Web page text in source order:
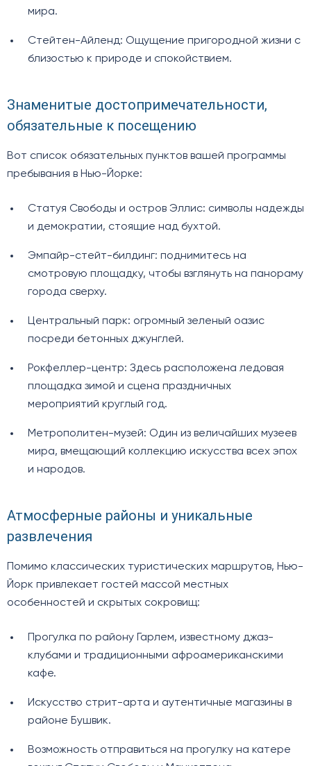
мира.
Стейтен-Айленд: Ощущение пригородной жизни с
близостью к природе и спокойствием.
Знаменитые достопримечательности,
обязательные к посещению
Вот список обязательных пунктов вашей программы
пребывания в Нью-Йорке:
Статуя Свободы и остров Эллис: символы надежды
и демократии, стоящие над бухтой.
Эмпайр-стейт-билдинг: поднимитесь на
смотровую площадку, чтобы взглянуть на панораму
города сверху.
Центральный парк: огромный зеленый оазис
посреди бетонных джунглей.
Рокфеллер-центр: Здесь расположена ледовая
площадка зимой и сцена праздничных
мероприятий круглый год.
Метрополитен-музей: Один из величайших музеев
мира, вмещающий коллекцию искусства всех эпох
и народов.
Атмосферные районы и уникальные
развлечения
Помимо классических туристических маршрутов, Нью-
Йорк привлекает гостей массой местных
особенностей и скрытых сокровищ:
Прогулка по району Гарлем, известному джаз-
клубами и традиционными афроамериканскими
кафе.
Искусство стрит-арта и аутентичные магазины в
районе Бушвик.
Возможность отправиться на прогулку на катере